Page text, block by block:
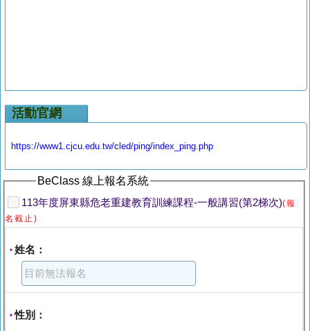
活動官網
https://www1.cjcu.edu.tw/cled/ping/index_ping.php
BeClass 線上報名系統
113年度屏東縣危老重建教育訓練課程-一般講習(第2梯次)(報
名截止)
* 姓名：
*性別：